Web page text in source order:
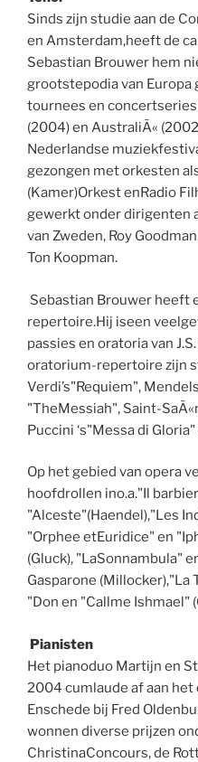
Sinds zijn studie aan de
en Amsterdam,heeft de
Sebastian Brouwer hem
grootstepodia van Europa
tournees en
(2004) en AustraliÃ«
Nederlandse
gezongen met orkesten
(Kamer)Orkest enRadio
gewerkt onder dirigenten
van Zweden, Roy
Ton Koopman.
Sebastian Brouwer heeft
repertoire.Hij iseen
passies en oratoria van
oratorium-repertoire zijn
Verdi’s"Requiem",
"TheMessiah", Saint-
Puccini ‘s"Messa di
Op het gebied van opera
hoofdrollen ino.a."Il
"Alceste"(Haendel),"Les
"Orphee etEuridice" en
(Gluck), "LaSonnambula"
Gasparone (Millocker),"La
"Don en "Callme Ishmael"
Pianisten
Het pianoduo Martijn en
2004 cumlaude af aan
Enschede bij Fred
wonnen diverse prijzen
ChristinaConcours, de